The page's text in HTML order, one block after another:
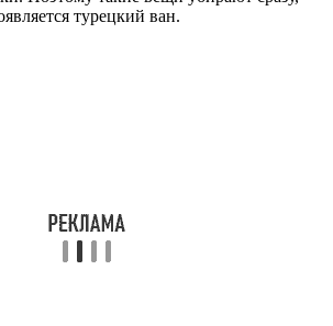
турецкий ван.